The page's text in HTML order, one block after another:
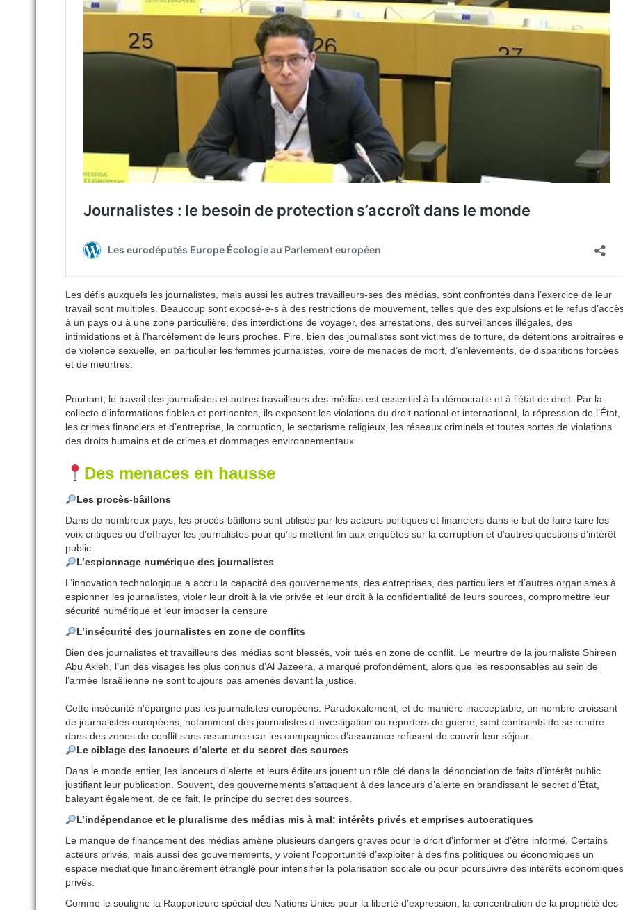
Les défis auxquels les journalistes, mais aussi les autres travailleurs-ses des médias, sont confrontés dans l’exercice de leur
travail sont multiples. Beaucoup sont exposé-e-s à des restrictions de mouvement, telles que des expulsions et le refus
à un pays ou à une zone particulière, des interdictions de voyager, des arrestations, des surveillances illégales, des
intimidations et à l’harcèlement de leurs proches. Pire, bien des journalistes sont victimes de torture, de détentions arbitraires
de violence sexuelle, en particulier les femmes journalistes, voire de menaces de mort, d’enlèvements, de disparitions forcées
et de meurtres.
Pourtant, le travail des journalistes et autres travailleurs des médias est essentiel à la démocratie et à l’état de droit. Par la
collecte d’informations fiables et pertinentes, ils exposent les violations du droit national et international, la répression de l’État,
les crimes financiers et d’entreprise, la corruption, le sectarisme religieux, les réseaux criminels et toutes sortes de violations
des droits humains et de crimes et dommages environnementaux.
Des menaces en hausse
Les procès-bâillons
Dans de nombreux pays, les procès-bâillons sont utilisés par les acteurs politiques et financiers dans le but de faire taire les
voix critiques ou d’effrayer les journalistes pour qu’ils mettent fin aux enquêtes sur la corruption et d’autres questions d’intérêt
public.
L’espionnage numérique des journalistes
L’innovation technologique a accru la capacité des gouvernements, des entreprises, des particuliers et d’autres organismes à
espionner les journalistes, violer leur droit à la vie privée et leur droit à la confidentialité de leurs sources, compromettre leur
sécurité numérique et leur imposer la censure
L’insécurité des journalistes en zone de conflits
Bien des journalistes et travailleurs des médias sont blessés, voir tués en zone de conflit. Le meurtre de la journaliste Shireen
Abu Akleh, l’un des visages les plus connus d’Al Jazeera, a marqué profondément, alors que les responsables au sein de
l’armée Israëlienne ne sont toujours pas amenés devant la justice.
Cette insécurité n’épargne pas les journalistes européens. Paradoxalement, et de manière inacceptable, un nombre croissant
de journalistes européens, notamment des journalistes d’investigation ou reporters de guerre, sont contraints de se rendre
dans des zones de conflit sans assurance car les compagnies d’assurance refusent de couvrir leur séjour.
Le ciblage des lanceurs d’alerte et du secret des sources
Dans le monde entier, les lanceurs d’alerte et leurs éditeurs jouent un rôle clé dans la dénonciation de faits d’intérêt public
justifiant leur publication. Souvent, des gouvernements s’attaquent à des lanceurs d’alerte en brandissant le secret d’État,
balayant également, de ce fait, le principe du secret des sources.
L’indépendance et le pluralisme des médias mis à mal: intérêts privés et emprises autocratiques
Le manque de financement des médias amène plusieurs dangers graves pour le droit d’informer et d’être informé. Certains
acteurs privés, mais aussi des gouvernements, y voient l’opportunité d’exploiter à des fins politiques ou économiques un
espace mediatique financièrement étranglé pour intensifier la polarisation sociale ou pour poursuivre des intérêts économiques
privés.
Comme le souligne la Rapporteure spécial des Nations Unies pour la liberté d’expression, la concentration de la propriété des